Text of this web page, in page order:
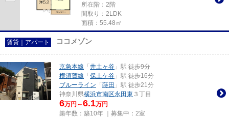
所在階：2階
間取り：2LDK
面積：55.48㎡
賃貸｜アパート ココメゾン
京急本線 「 井土ヶ谷 」駅 徒歩9分
横須賀線 「 保土ケ谷 」駅 徒歩16分
ブルーライン 「 蒔田 」駅 徒歩21分
神奈川県横浜市南区永田東 ３丁目
6万円～6.1万円
築年数：築10年 ｜募集中： 2室